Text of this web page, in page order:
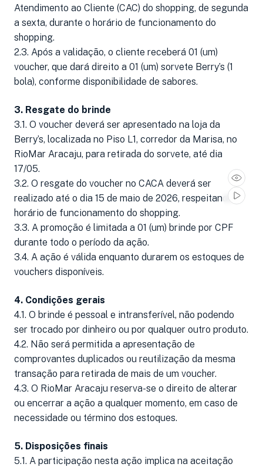
Atendimento ao Cliente (CAC) do shopping, de segunda
a sexta, durante o horário de funcionamento do
shopping.
2.3. Após a validação, o cliente receberá 01 (um)
voucher, que dará direito a 01 (um) sorvete Berry’s (1
bola), conforme disponibilidade de sabores.
3. Resgate do brinde
3.1. O voucher deverá ser apresentado na loja da
Berry’s, localizada no Piso L1, corredor da Marisa, no
RioMar Aracaju, para retirada do sorvete, até dia
17/05.
3.2. O resgate do voucher no CACA deverá ser
realizado até o dia 15 de maio de 2026, respeitando o
horário de funcionamento do shopping.
3.3. A promoção é limitada a 01 (um) brinde por CPF
durante todo o período da ação.
3.4. A ação é válida enquanto durarem os estoques de
vouchers disponíveis.
4. Condições gerais
4.1. O brinde é pessoal e intransferível, não podendo
ser trocado por dinheiro ou por qualquer outro produto.
4.2. Não será permitida a apresentação de
comprovantes duplicados ou reutilização da mesma
transação para retirada de mais de um voucher.
4.3. O RioMar Aracaju reserva-se o direito de alterar
ou encerrar a ação a qualquer momento, em caso de
necessidade ou término dos estoques.
5. Disposições finais
5.1. A participação nesta ação implica na aceitação